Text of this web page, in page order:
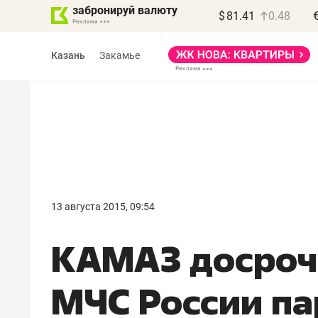
забронируй валюту $ 81.41 0.48
Казань Закамье
13 августа 2015, 09:54
КАМАЗ
МЧС России
правил, бизнес может
потерять минимум
полгода»